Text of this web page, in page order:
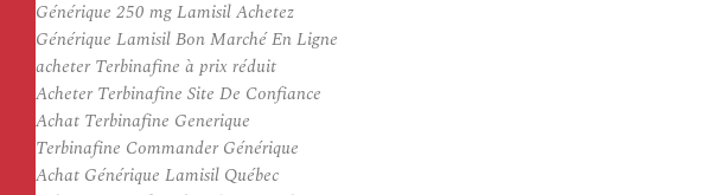
Générique 250 mg Lamisil Achetez
Générique Lamisil Bon Marché En Ligne
acheter Terbinafine à prix réduit
Acheter Terbinafine Site De Confiance
Achat Terbinafine Generique
Terbinafine Commander Générique
Achat Générique Lamisil Québec